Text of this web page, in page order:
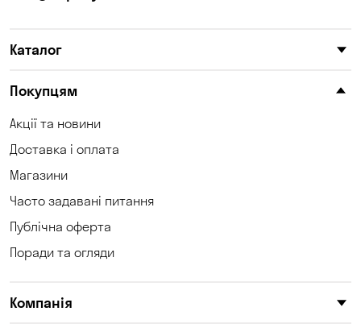
Каталог
Покупцям
Акції та новини
Доставка і оплата
Магазини
Часто задавані питання
Публічна оферта
Поради та огляди
Компанія